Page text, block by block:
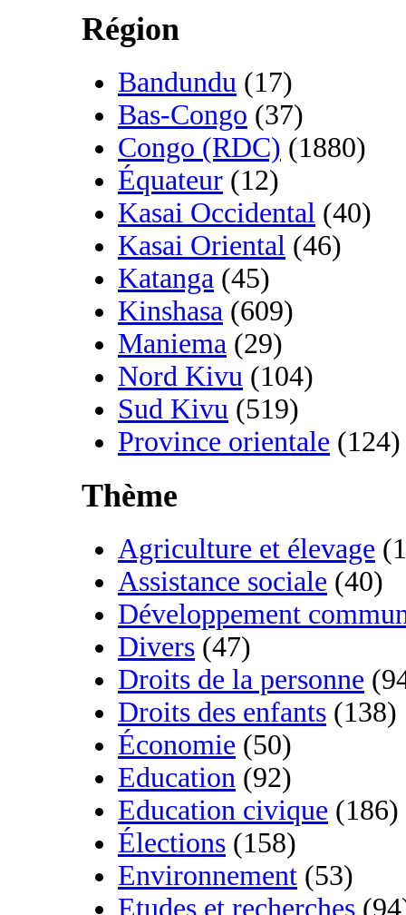
Région
Bandundu (17)
Bas-Congo (37)
Congo (RDC) (1880)
Équateur (12)
Kasai Occidental (40)
Kasai Oriental (46)
Katanga (45)
Kinshasa (609)
Maniema (29)
Nord Kivu (104)
Sud Kivu (519)
Province orientale (124)
Thème
Agriculture et élevage
Assistance sociale (40)
Développement
Divers (47)
Droits de la personne
Droits des enfants (138)
Économie (50)
Education (92)
Education civique (186)
Élections (158)
Environnement (53)
Etudes et recherches